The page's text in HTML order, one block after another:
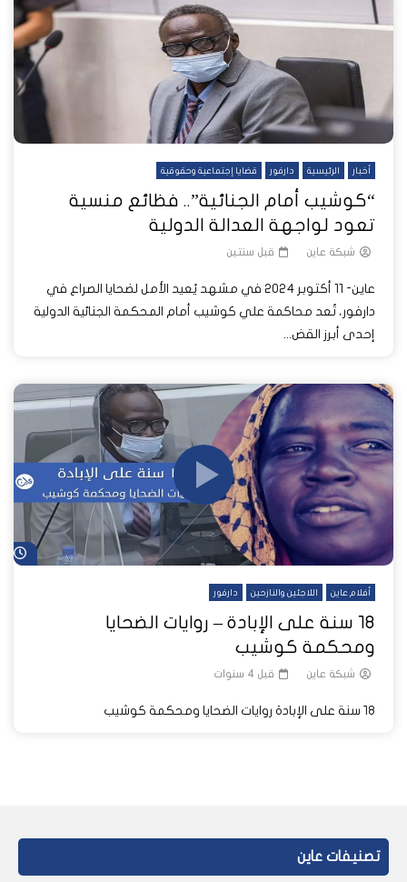
أخبار الرئيسية دارفور قضايا إجتماعية وحقوقية
“كوشيب أمام الجنائية”.. فظائع منسية
تعود لواجهة العدالة الدولية
شبكة عاين قبل سنتين
عاين- 11 أكتوبر 2024 في مشهد يُعيد الأمل لضحايا الصراع في
دارفور، تُعد محاكمة علي كوشيب أمام المحكمة الجنائية الدولية
إحدى أبرز القض...
أفلام عاين اللاجئين والنازحين دارفور
١٨ سنة على الإبادة – روايات الضحايا
ومحكمة كوشيب
شبكة عاين قبل 4 سنوات
١٨ سنة على الإبادة روايات الضحايا ومحكمة كوشيب
تصنيفات عاين